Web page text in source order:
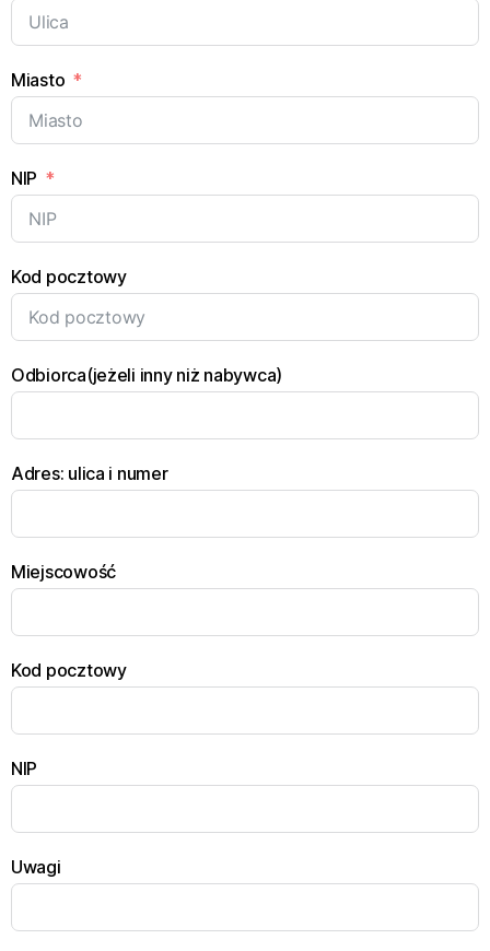
Miasto
NIP
Kod pocztowy
Odbiorca(jeżeli inny niż nabywca)
Adres: ulica i numer
Miejscowość
Kod pocztowy
NIP
Uwagi